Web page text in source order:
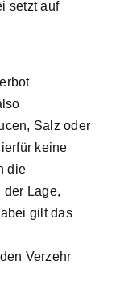
setzt auf
Salz oder
keine
die
der Lage,
gilt das
Verzehr